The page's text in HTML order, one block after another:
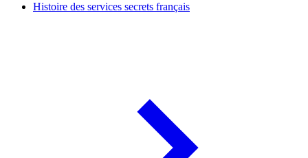
Histoire des services secrets français